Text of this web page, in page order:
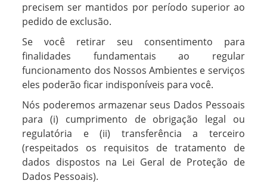
precisem ser mantidos por período superior ao
pedido de exclusão.
Se você retirar seu consentimento para
finalidades fundamentais ao regular
funcionamento dos Nossos Ambientes e serviços
eles poderão ficar indisponíveis para você.
Nós poderemos armazenar seus Dados Pessoais
para (i) cumprimento de obrigação legal ou
regulatória e (ii) transferência a terceiro
(respeitados os requisitos de tratamento de
dados dispostos na Lei Geral de Proteção de
Dados Pessoais).